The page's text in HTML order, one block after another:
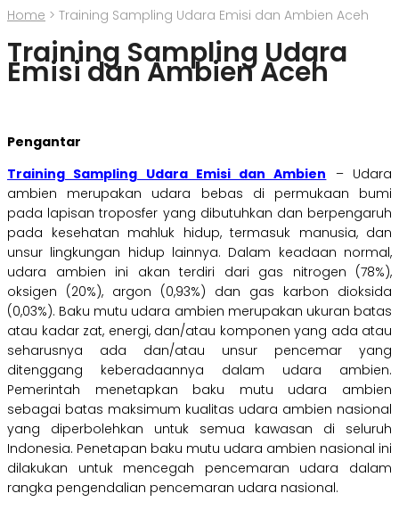
Home > Training Sampling Udara Emisi dan Ambien Aceh
Training Sampling Udara
Emisi dan Ambien Aceh
Pengantar
Training Sampling Udara Emisi dan Ambien – Udara
ambien merupakan udara bebas di permukaan bumi
pada lapisan troposfer yang dibutuhkan dan berpengaruh
pada kesehatan mahluk hidup, termasuk manusia, dan
unsur lingkungan hidup lainnya. Dalam keadaan normal,
udara ambien ini akan terdiri dari gas nitrogen (78%),
oksigen (20%), argon (0,93%) dan gas karbon dioksida
(0,03%). Baku mutu udara ambien merupakan ukuran batas
atau kadar zat, energi, dan/atau komponen yang ada atau
seharusnya ada dan/atau unsur pencemar yang
ditenggang keberadaannya dalam udara ambien.
Pemerintah menetapkan baku mutu udara ambien
sebagai batas maksimum kualitas udara ambien nasional
yang diperbolehkan untuk semua kawasan di seluruh
Indonesia. Penetapan baku mutu udara ambien nasional ini
dilakukan untuk mencegah pencemaran udara dalam
rangka pengendalian pencemaran udara nasional.